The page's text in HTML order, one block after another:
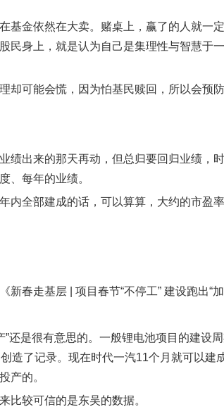
基金依然在大卖。赌桌上，赢了的人就一
民身上，就是认为自己是集理性与智慧于
却可能会慌，因为怕基民赎回，所以会预防
绩出来的那天再动，但总归要回归业绩，
、每年的业绩。
内全部建成的话，可以算算，大约的市盈
新春走基层 | 项目春节“不停工” 建设跑出“加
”还是很有意思的。一般锂电池项目的建设
造了记录。现在时代一汽11个月就可以
产的。
比较可信的是东吴的数据。